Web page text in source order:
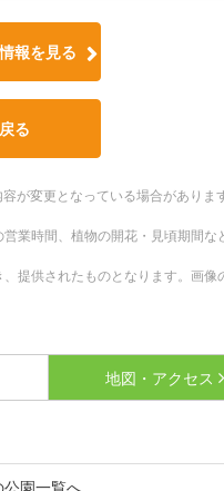
報を見る
る
が変更となっている場合がありま
業時間、植物の開花・見頃期間な
提供されたものとなります。画像
地図・アクセス